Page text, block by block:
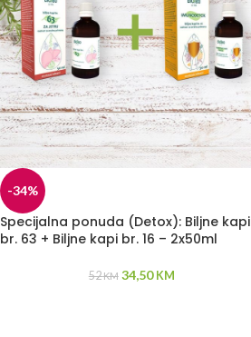
-34%
Specijalna ponuda (Detox): Biljne kapi
br. 63 + Biljne kapi br. 16 – 2x50ml
52KM 34,50 KM